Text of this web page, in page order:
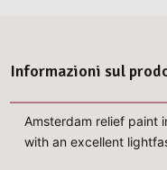
Informazioni sul
Amsterdam relief paint
with an excellent